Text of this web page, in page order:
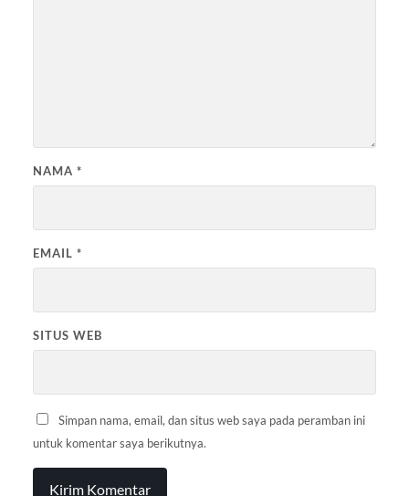
NAMA *
EMAIL *
SITUS WEB
Simpan nama, email, dan situs web saya pada peramban ini
untuk komentar saya berikutnya.